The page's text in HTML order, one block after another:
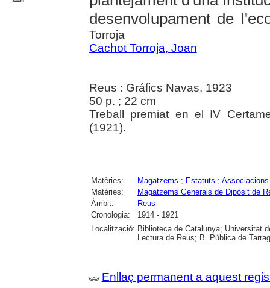
desenvolupament de
Torroja
Cachot Torroja, Joan
Reus : Gráfics Navas, 1923
50 p. ; 22 cm
Treball premiat en el IV
(1921).
Matèries: Magatzems ; Estatuts ;
Matèries:
Magatzems Generals de Dipósit de
Àmbit:
Reus
Cronologia:
1914 - 1921
Localització: Biblioteca de Catalunya; Universitat
Lectura de Reus; B. Pública de
Enllaç permanent a aquest